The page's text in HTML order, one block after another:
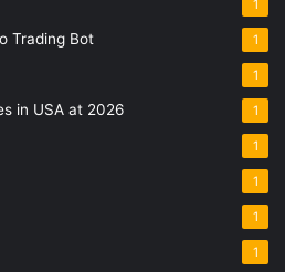
1
Trading Bot 1
1
in USA at 2026 1
1
1
1
1